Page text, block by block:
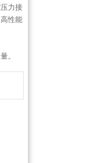
力接
性能
。